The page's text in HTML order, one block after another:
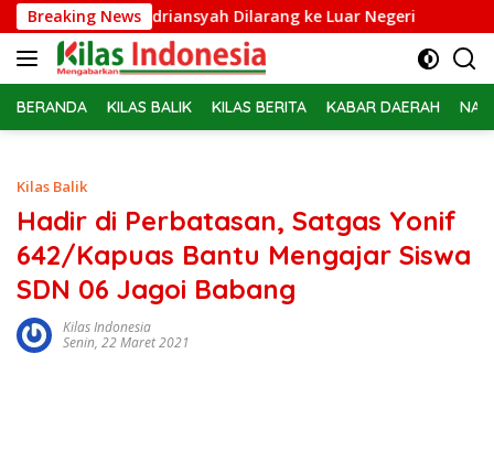
Langsung
ke
konten
Breaking News
Febrie Adriansyah Dilarang ke Luar Negeri
BERANDA KILAS BALIK KILAS BERITA KABAR DAERAH
Kilas Balik
Hadir di Perbatasan, Satgas Yonif
642/Kapuas Bantu Mengajar Siswa
SDN 06 Jagoi Babang
Kilas Indonesia
Senin, 22 Maret 2021